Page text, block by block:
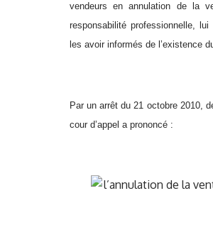
vendeurs en annulation de la
responsabilité professionnelle,
les avoir informés de l’existence
Par un arrêt du 21 octobre 2010,
cour d’appel a prononcé :
l’annulation de la